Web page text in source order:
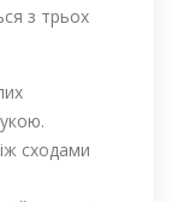
з трьох
сходами